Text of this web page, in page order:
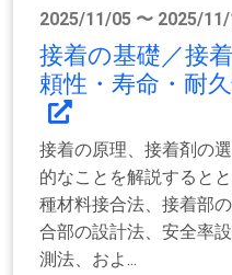
2025/11/05 〜 2025/
接着の基礎／接
頼性・寿命・耐
接着の原理、接着剤の
的なことを解説すると
種材料接合法、接着部
合部の設計法、安全率
測法、およ...